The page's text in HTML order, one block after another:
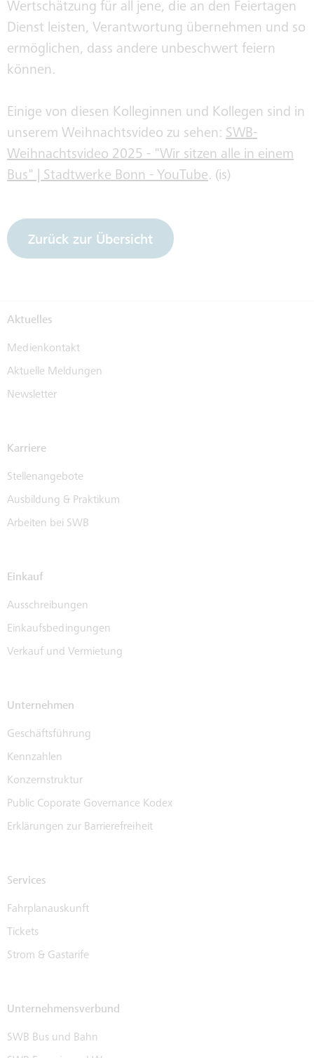
Wertschätzung für all jene, die an den Feiertagen
Dienst leisten, Verantwortung übernehmen und so
ermöglichen, dass andere unbeschwert feiern
können.
Einige von diesen Kolleginnen und Kollegen sind in
unserem Weihnachtsvideo zu sehen: SWB-
Weihnachtsvideo 2025 - "Wir sitzen alle in einem
Bus" | Stadtwerke Bonn - YouTube. (is)
Zurück zur Übersicht
Aktuelles
Medienkontakt
Aktuelle Meldungen
Newsletter
Karriere
Stellenangebote
Ausbildung & Praktikum
Arbeiten bei SWB
Einkauf
Ausschreibungen
Einkaufsbedingungen
Verkauf und Vermietung
Unternehmen
Geschäftsführung
Kennzahlen
Konzernstruktur
Public Coporate Governance Kodex
Erklärungen zur Barrierefreiheit
Services
Fahrplanauskunft
Tickets
Strom & Gastarife
Unternehmensverbund
SWB Bus und Bahn